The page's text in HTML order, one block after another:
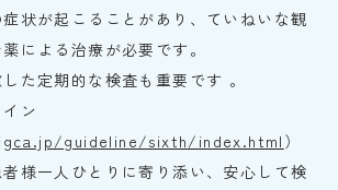
状が起こることがあり 、ていねいな観
による治療が必要です。
た定期的な検査も重要です 。
ン
guideline/sixth/index.html ）
様一人ひとりに寄り添い、安心して検